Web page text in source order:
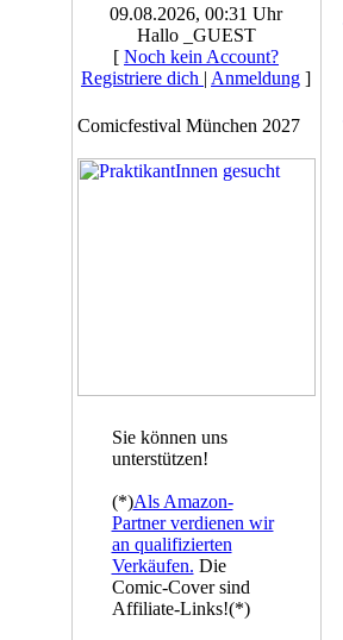
09.08.2026, 00:31 Uhr
Hallo _GUEST
[ Noch kein Account?
Registriere dich | Anmeldung ]
Comicfestival München 2027
Sie können uns
unterstützen!
(*)Als Amazon-
Partner verdienen wir
an qualifizierten
Verkäufen. Die
Comic-Cover sind
Affiliate-Links!(*)